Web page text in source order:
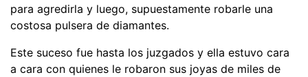
para agredirla y luego, supuestamente robarle una
costosa pulsera de diamantes.
Este suceso fue hasta los juzgados y ella estuvo cara
a cara con quienes le robaron sus joyas de miles de